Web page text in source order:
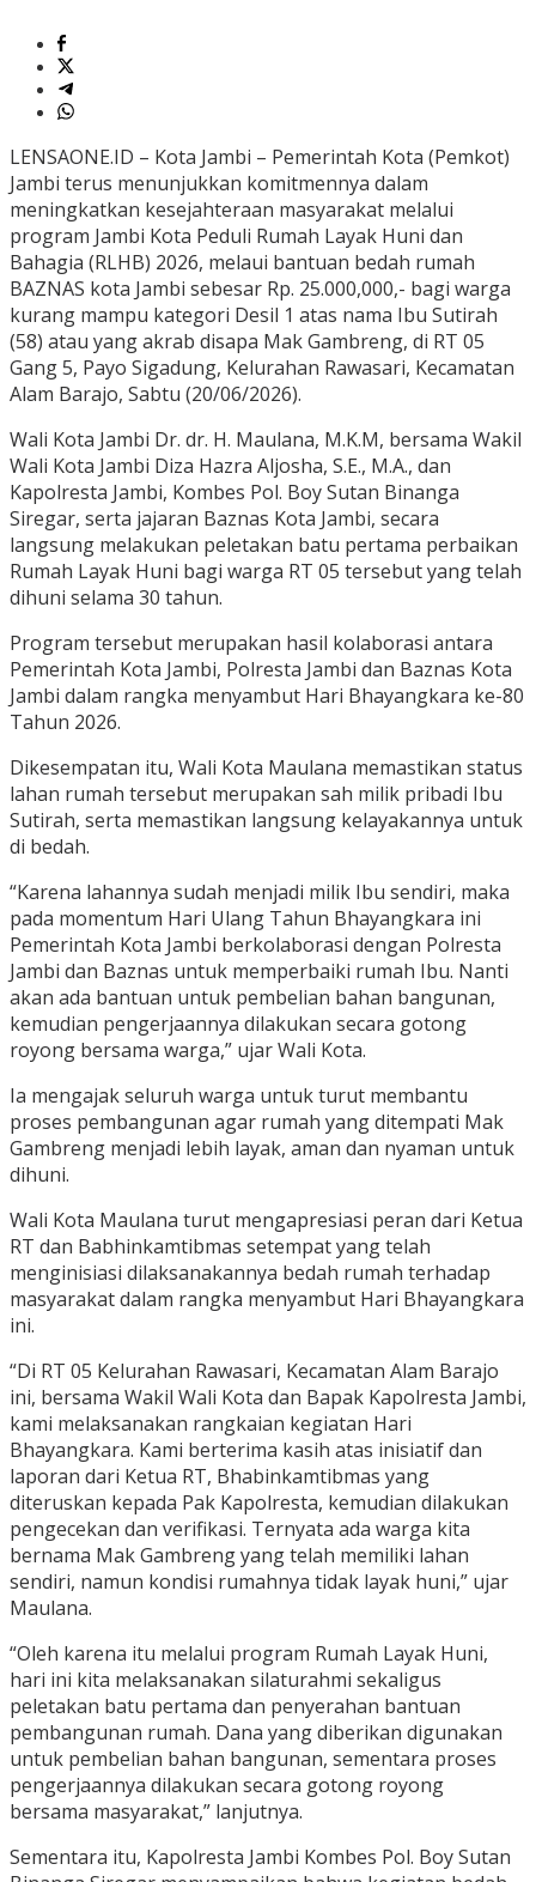
LENSAONE.ID – Kota Jambi – Pemerintah Kota (Pemkot)
Jambi terus menunjukkan komitmennya dalam
meningkatkan kesejahteraan masyarakat melalui
program Jambi Kota Peduli Rumah Layak Huni dan
Bahagia (RLHB) 2026, melaui bantuan bedah rumah
BAZNAS kota Jambi sebesar Rp. 25.000,000,- bagi warga
kurang mampu kategori Desil 1 atas nama Ibu Sutirah
(58) atau yang akrab disapa Mak Gambreng, di RT 05
Gang 5, Payo Sigadung, Kelurahan Rawasari, Kecamatan
Alam Barajo, Sabtu (20/06/2026).
Wali Kota Jambi Dr. dr. H. Maulana, M.K.M, bersama Wakil
Wali Kota Jambi Diza Hazra Aljosha, S.E., M.A., dan
Kapolresta Jambi, Kombes Pol. Boy Sutan Binanga
Siregar, serta jajaran Baznas Kota Jambi, secara
langsung melakukan peletakan batu pertama perbaikan
Rumah Layak Huni bagi warga RT 05 tersebut yang telah
dihuni selama 30 tahun.
Program tersebut merupakan hasil kolaborasi antara
Pemerintah Kota Jambi, Polresta Jambi dan Baznas Kota
Jambi dalam rangka menyambut Hari Bhayangkara ke-80
Tahun 2026.
Dikesempatan itu, Wali Kota Maulana memastikan status
lahan rumah tersebut merupakan sah milik pribadi Ibu
Sutirah, serta memastikan langsung kelayakannya untuk
di bedah.
“Karena lahannya sudah menjadi milik Ibu sendiri, maka
pada momentum Hari Ulang Tahun Bhayangkara ini
Pemerintah Kota Jambi berkolaborasi dengan Polresta
Jambi dan Baznas untuk memperbaiki rumah Ibu. Nanti
akan ada bantuan untuk pembelian bahan bangunan,
kemudian pengerjaannya dilakukan secara gotong
royong bersama warga,” ujar Wali Kota.
Ia mengajak seluruh warga untuk turut membantu
proses pembangunan agar rumah yang ditempati Mak
Gambreng menjadi lebih layak, aman dan nyaman untuk
dihuni.
Wali Kota Maulana turut mengapresiasi peran dari Ketua
RT dan Babhinkamtibmas setempat yang telah
menginisiasi dilaksanakannya bedah rumah terhadap
masyarakat dalam rangka menyambut Hari Bhayangkara
ini.
“Di RT 05 Kelurahan Rawasari, Kecamatan Alam Barajo
ini, bersama Wakil Wali Kota dan Bapak Kapolresta Jambi,
kami melaksanakan rangkaian kegiatan Hari
Bhayangkara. Kami berterima kasih atas inisiatif dan
laporan dari Ketua RT, Bhabinkamtibmas yang
diteruskan kepada Pak Kapolresta, kemudian dilakukan
pengecekan dan verifikasi. Ternyata ada warga kita
bernama Mak Gambreng yang telah memiliki lahan
sendiri, namun kondisi rumahnya tidak layak huni,” ujar
Maulana.
“Oleh karena itu melalui program Rumah Layak Huni,
hari ini kita melaksanakan silaturahmi sekaligus
peletakan batu pertama dan penyerahan bantuan
pembangunan rumah. Dana yang diberikan digunakan
untuk pembelian bahan bangunan, sementara proses
pengerjaannya dilakukan secara gotong royong
bersama masyarakat,” lanjutnya.
Sementara itu, Kapolresta Jambi Kombes Pol. Boy Sutan